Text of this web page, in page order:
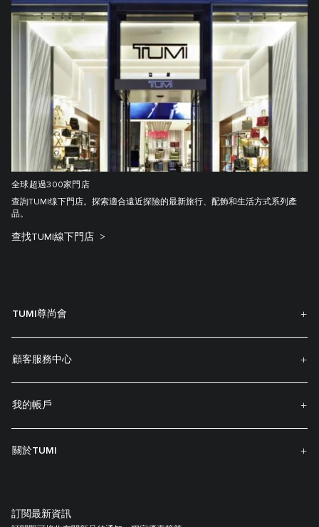
全球超過300家門店
查詢TUMI缐下門店。探索適合遠近探險的最新旅行、配飾和生活方式系列產
品。
查找TUMI線下門店
TUMI尊尚會
顧客服務中心
我的帳戶
關於TUMI
訂閲最新資訊